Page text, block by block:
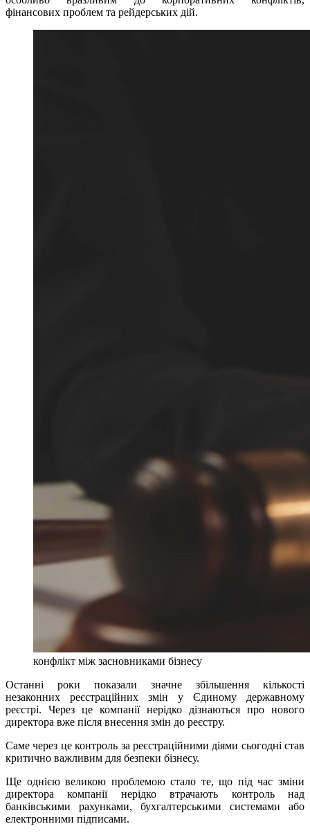
фінансових проблем та рейдерських дій.
конфлікт між засновниками бізнесу
Останні роки показали значне збільшення кількості
незаконних реєстраційних змін у Єдиному державному
реєстрі. Через це компанії нерідко дізнаються про нового
директора вже після внесення змін до реєстру.
Саме через це контроль за реєстраційними діями сьогодні став
критично важливим для безпеки бізнесу.
Ще однією великою проблемою стало те, що під час зміни
директора компанії нерідко втрачають контроль над
банківськими рахунками, бухгалтерськими системами або
електронними підписами.